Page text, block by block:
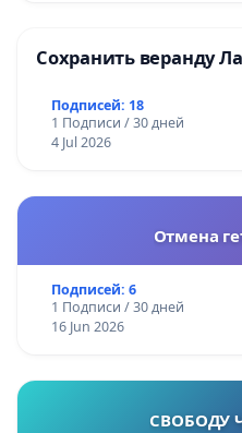
Сохранить веранду
Подписей: 18
1 Подписи / 30 дней
4 Jul 2026
Отмена
Подписей: 6
1 Подписи / 30 дней
16 Jun 2026
СВОБОДУ